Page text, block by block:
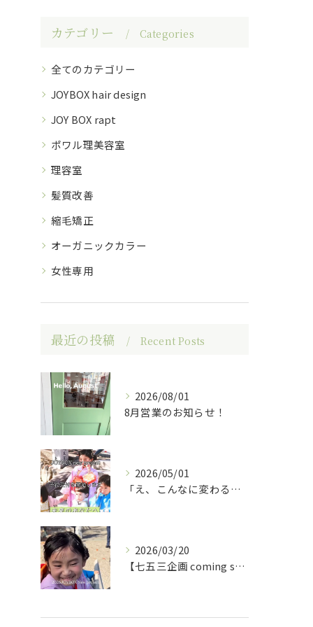
カテゴリー Categories
全てのカテゴリー
JOYBOX hair design
JOY BOX rapt
ポワル理美容室
理容室
髪質改善
縮毛矯正
オーガニックカラー
女性専用
最近の投稿 Recent Posts
2026/08/01
8月営業のお知らせ！
2026/05/01
「え、こんなに変わるの？」
2026/03/20
【七五三企画 coming soon…】